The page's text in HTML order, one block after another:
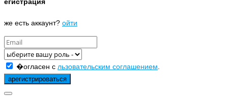
же есть аккаунт? ойти
�огласен с льзовательским соглашением.